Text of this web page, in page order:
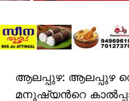
ആലപ്പുഴ: ആലപ്പുഴ
മനുഷ്യന്‍റെ